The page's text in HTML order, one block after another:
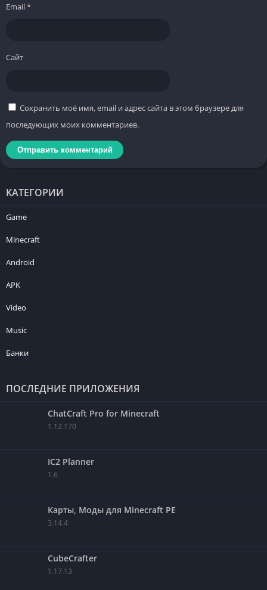
Email*
Сайт
Сохранить моё имя, email и адрес сайта в этом браузере для
последующих моих комментариев.
КАТЕГОРИИ
Game
Minecraft
Android
APK
Video
Music
Банки
ПОСЛЕДНИЕ ПРИЛОЖЕНИЯ
ChatCraft Pro for Minecraft
1.12.170
IC2 Planner
1.6
Карты, Моды для Minecraft PE
3.14.4
CubeCrafter
1.17.13